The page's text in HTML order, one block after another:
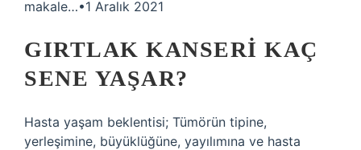
makale…•1 Aralık 2021
GIRTLAK KANSERI KAÇ
SENE YAŞAR?
Hasta yaşam beklentisi; Tümörün tipine,
yerleşimine, büyüklüğüne, yayılımına ve hasta